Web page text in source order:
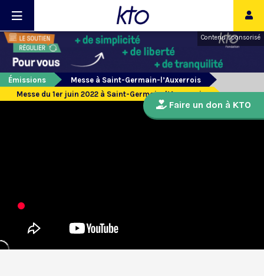
Contenu sponsorisé
Émissions
Messe à Saint-Germain-l’Auxerrois
Messe du 1er juin 2022 à Saint-Germain-l’Auxerrois
Faire un don à KTO